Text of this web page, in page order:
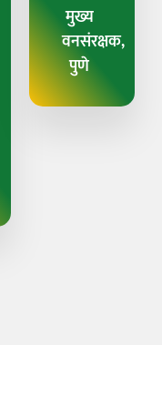
मुख्य
वनसंरक्षक,
पुणे